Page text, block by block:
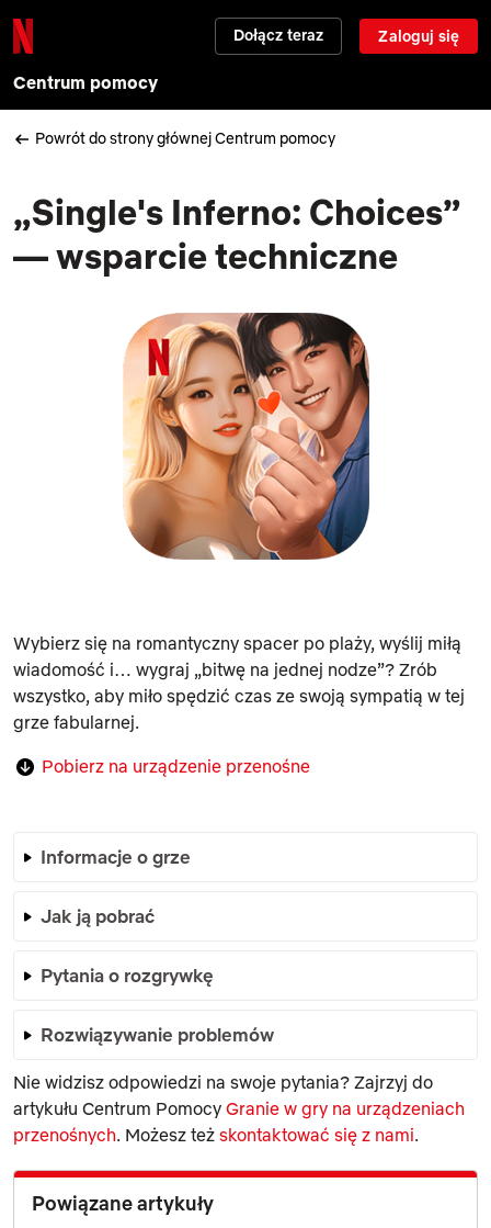
Dołącz teraz Zaloguj się
Centrum pomocy
Powrót do strony głównej Centrum pomocy
„Single's Inferno: Choices”
— wsparcie techniczne
Wybierz się na romantyczny spacer po plaży, wyślij miłą
wiadomość i… wygraj „bitwę na jednej nodze”? Zrób
wszystko, aby miło spędzić czas ze swoją sympatią w tej
grze fabularnej.
Pobierz na urządzenie przenośne
Informacje o grze
Jak ją pobrać
Pytania o rozgrywkę
Rozwiązywanie problemów
Nie widzisz odpowiedzi na swoje pytania? Zajrzyj do
artykułu Centrum Pomocy Granie w gry na urządzeniach
przenośnych. Możesz też skontaktować się z nami.
Powiązane artykuły